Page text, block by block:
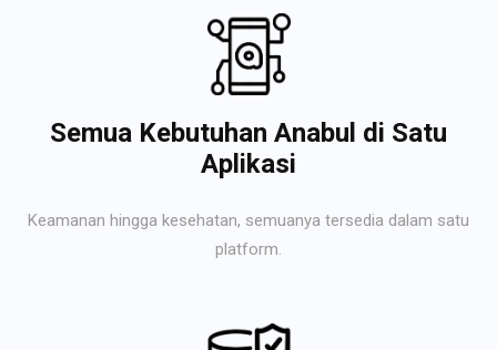
Semua Kebutuhan Anabul di Satu
Aplikasi
Keamanan hingga kesehatan, semuanya tersedia dalam satu
platform.